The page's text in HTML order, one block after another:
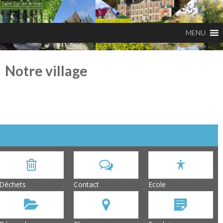
Notre village
Contact Ecole